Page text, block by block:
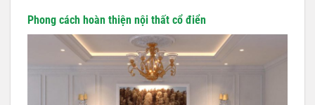
Phong cách hoàn thiện nội thất cổ điển